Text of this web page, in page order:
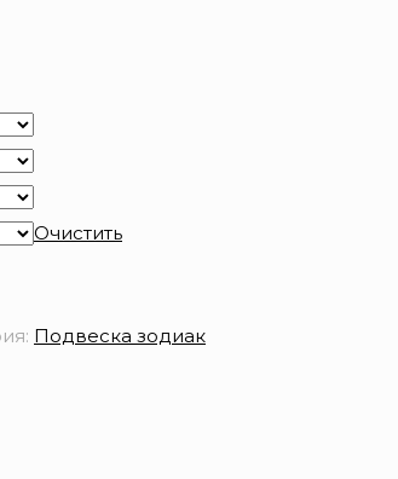
Очистить
Подвеска зодиак